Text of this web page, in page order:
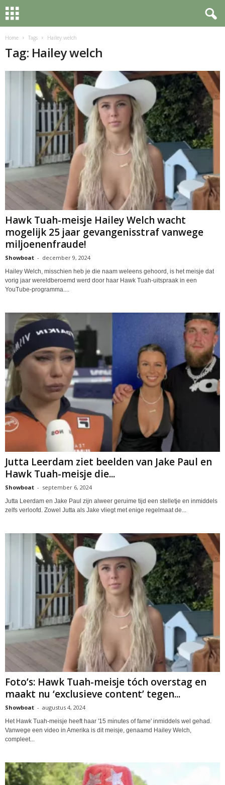
Home Tags Hailey welch
Tag: Hailey welch
Hawk Tuah-meisje Hailey Welch wacht
mogelijk 25 jaar gevangenisstraf vanwege
miljoenenfraude!
Showboat - december 9, 2024
Hailey Welch, misschien heb je die naam weleens gehoord, is het meisje dat
vorig jaar wereldberoemd werd door haar Hawk Tuah-uitspraak in een
YouTube-programma....
Jutta Leerdam ziet beelden van Jake Paul en
Hawk Tuah-meisje die...
Showboat - september 6, 2024
Jutta Leerdam en Jake Paul zijn alweer geruime tijd een stelletje en inmiddels
zelfs verloofd. Zowel Jutta als Jake vliegt met enige regelmaat de...
Foto’s: Hawk Tuah-meisje tóch overstag en
maakt nu ‘exclusieve content’ tegen...
Showboat - augustus 4, 2024
Het Hawk Tuah-meisje heeft haar '15 minutes of fame' inmiddels wel gehad.
Vanwege een video in Amerika is dit meisje, genaamd Hailey Welch,
compleet...